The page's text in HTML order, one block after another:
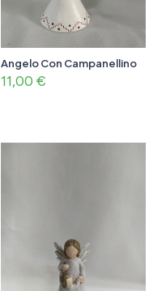
Angelo Con Campanellino
11,00 €